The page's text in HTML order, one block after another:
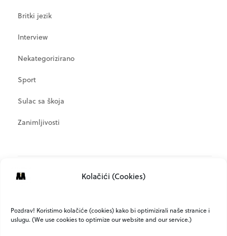
Kolačići (Cookies)
Pozdrav! Koristimo kolačiće (cookies) kako bi optimizirali naše stranice i
uslugu. (We use cookies to optimize our website and our service.)
Britki jezik
Interview
Nekategorizirano
Sport
Sulac sa škoja
Zanimljivosti
Kanal objava
Kanal komentara